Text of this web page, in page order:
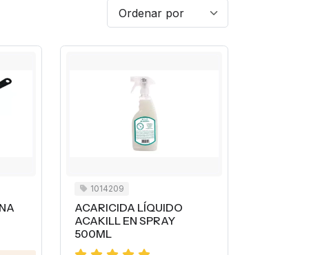
1014209
ACARICIDA LÍQUIDO
ACAKILL EN SPRAY
500ML